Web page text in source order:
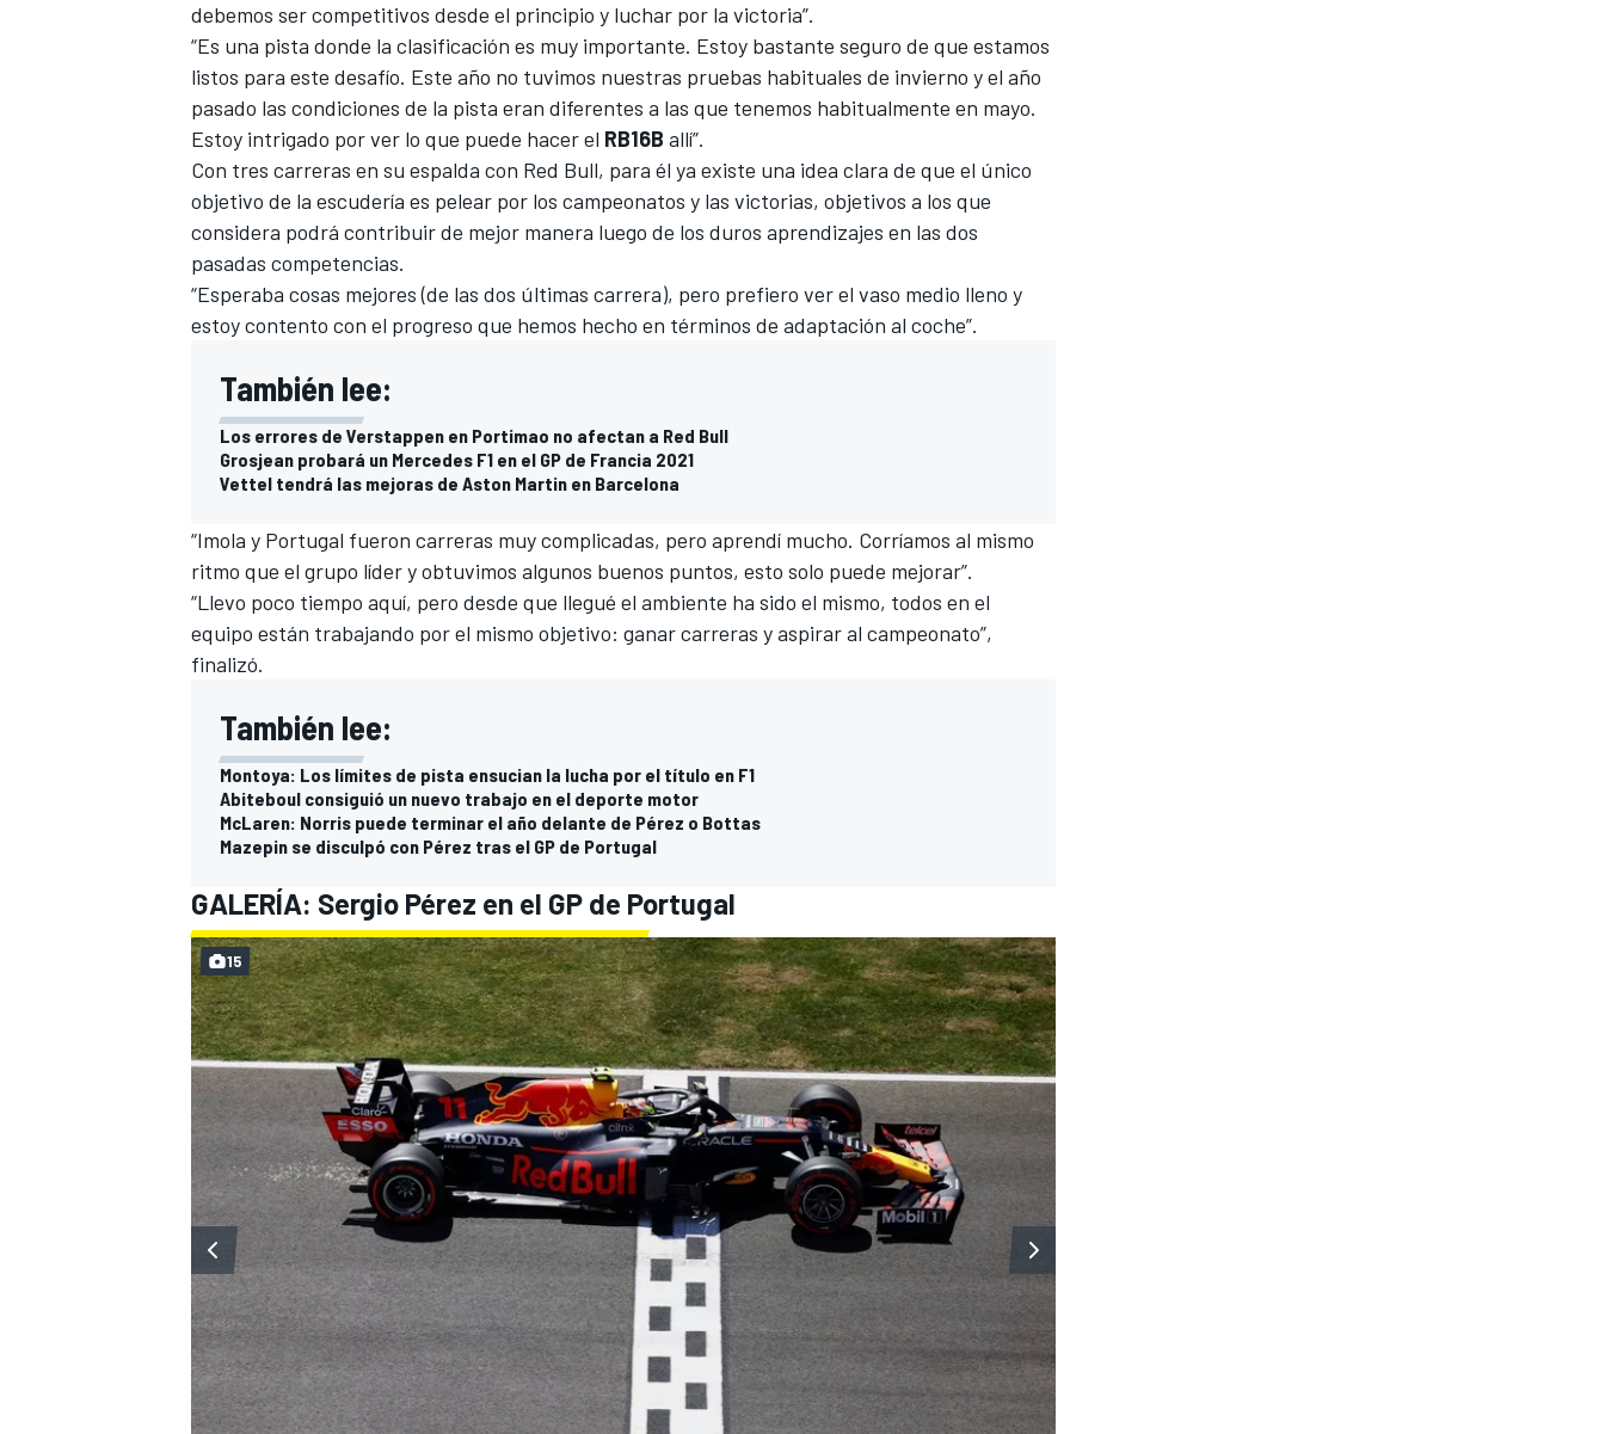
WRC
MÁS CATEGORÍAS
debemos ser competitivos desde el principio y luchar por la victoria”.
“Es una pista donde la clasificación es muy importante. Estoy bastante seguro de que estamos
listos para este desafío. Este año no tuvimos nuestras pruebas habituales de invierno y el año
pasado las condiciones de la pista eran diferentes a las que tenemos habitualmente en mayo.
Estoy intrigado por ver lo que puede hacer el RB16B allí”.
Con tres carreras en su espalda con Red Bull, para él ya existe una idea clara de que el único
objetivo de la escudería es pelear por los campeonatos y las victorias, objetivos a los que
considera podrá contribuir de mejor manera luego de los duros aprendizajes en las dos
pasadas competencias.
“Esperaba cosas mejores (de las dos últimas carrera), pero prefiero ver el vaso medio lleno y
estoy contento con el progreso que hemos hecho en términos de adaptación al coche”.
También lee:
Los errores de Verstappen en Portimao no afectan a Red Bull
Grosjean probará un Mercedes F1 en el GP de Francia 2021
Vettel tendrá las mejoras de Aston Martin en Barcelona
“Imola y Portugal fueron carreras muy complicadas, pero aprendí mucho. Corríamos al mismo
ritmo que el grupo líder y obtuvimos algunos buenos puntos, esto solo puede mejorar”.
“Llevo poco tiempo aquí, pero desde que llegué el ambiente ha sido el mismo, todos en el
equipo están trabajando por el mismo objetivo: ganar carreras y aspirar al campeonato”,
finalizó.
También lee:
Montoya: Los límites de pista ensucian la lucha por el título en F1
Abiteboul consiguió un nuevo trabajo en el deporte motor
McLaren: Norris puede terminar el año delante de Pérez o Bottas
Mazepin se disculpó con Pérez tras el GP de Portugal
GALERÍA: Sergio Pérez en el GP de Portugal
15